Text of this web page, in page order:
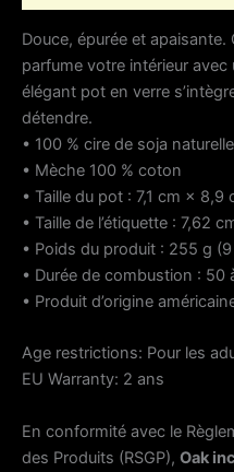
Douce, épurée et
parfume votre intérieur
élégant pot en verre
détendre.
• 100 % cire de soja naturelle
• Mèche 100 % coton
• Taille du pot : 7,1 cm × 8,9
• Taille de l’étiquette : 7,62
• Poids du produit : 255 g
• Durée de combustion : 50
• Produit d’origine
Age restrictions: Pour les
EU Warranty: 2 ans
En conformité avec le
des Produits (RSGP), Oak